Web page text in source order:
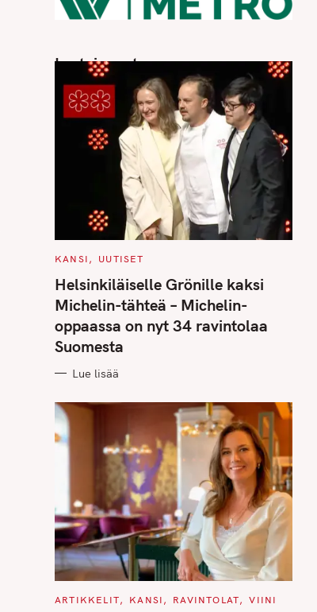
Luetuimmat
C
T
E
G
O
I
E
S
KANSI UUTISET
Helsinkiläiselle Grönille kaksi
Michelin-tähteä – Michelin-
oppaassa on nyt 34 ravintolaa
Suomesta
Lue lisää
C
ARTIKKELIT KANSI RAVINTOLAT VIINI